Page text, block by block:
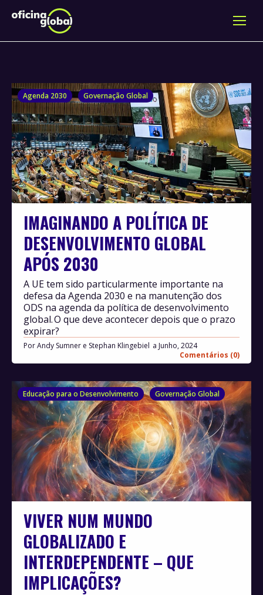
Agenda 2030 Governação Global
IMAGINANDO A POLÍTICA DE
DESENVOLVIMENTO GLOBAL
APÓS 2030
PorAndy Sumner e Stephan Klingebiel
Junho, 2024
Comentários (0)
A UE tem sido particularmente importante na
defesa da Agenda 2030 e na manutenção dos
ODS na agenda da política de desenvolvimento
global. O que deve acontecer depois que o prazo
expirar?
Educação para o Desenvolvimento Governação Global
VIVER NUM MUNDO
GLOBALIZADO E
INTERDEPENDENTE – QUE
IMPLICAÇÕES?